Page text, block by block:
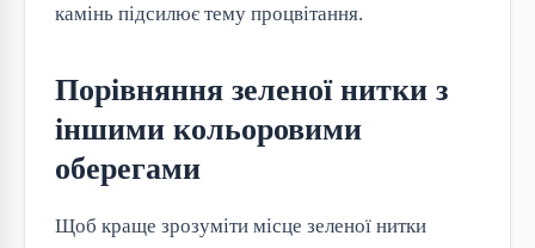
камінь підсилює тему процвітання.
Порівняння зеленої нитки з
іншими кольоровими
оберегами
Щоб краще зрозуміти місце зеленої нитки